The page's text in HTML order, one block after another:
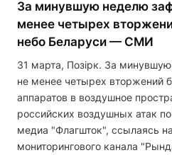
За минувшую неделю
менее четырех
небо Беларуси — СМИ
31 марта, Позірк. За
не менее четырех вторжений
аппаратов в воздушное
российских воздушных атак
медиа "Флагшток", ссылаясь
мониторингового канала